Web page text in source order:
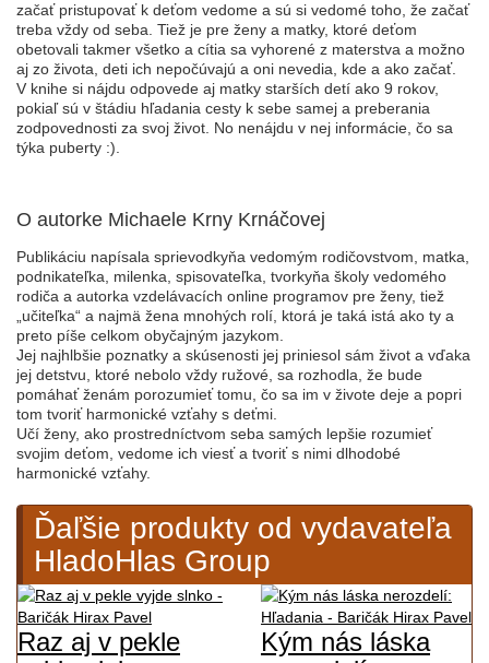
začať pristupovať k deťom vedome a sú si vedomé toho, že začať
treba vždy od seba. Tiež je pre ženy a matky, ktoré deťom
obetovali takmer všetko a cítia sa vyhorené z materstva a možno
aj zo života, deti ich nepočúvajú a oni nevedia, kde a ako začať.
V knihe si nájdu odpovede aj matky starších detí ako 9 rokov,
pokiaľ sú v štádiu hľadania cesty k sebe samej a preberania
zodpovednosti za svoj život. No nenájdu v nej informácie, čo sa
týka puberty :).
O autorke Michaele Krny Krnáčovej
Publikáciu napísala sprievodkyňa vedomým rodičovstvom, matka,
podnikateľka, milenka, spisovateľka, tvorkyňa školy vedomého
rodiča a autorka vzdelávacích online programov pre ženy, tiež
„učiteľka“ a najmä žena mnohých rolí, ktorá je taká istá ako ty a
preto píše celkom obyčajným jazykom.
Jej najhlbšie poznatky a skúsenosti jej priniesol sám život a vďaka
jej detstvu, ktoré nebolo vždy ružové, sa rozhodla, že bude
pomáhať ženám porozumieť tomu, čo sa im v živote deje a popri
tom tvoriť harmonické vzťahy s deťmi.
Učí ženy, ako prostredníctvom seba samých lepšie rozumieť
svojim deťom, vedome ich viesť a tvoriť s nimi dlhodobé
harmonické vzťahy.
Ďaľšie produkty od vydavateľa
HladoHlas Group
Raz aj v pekle
Kým nás láska